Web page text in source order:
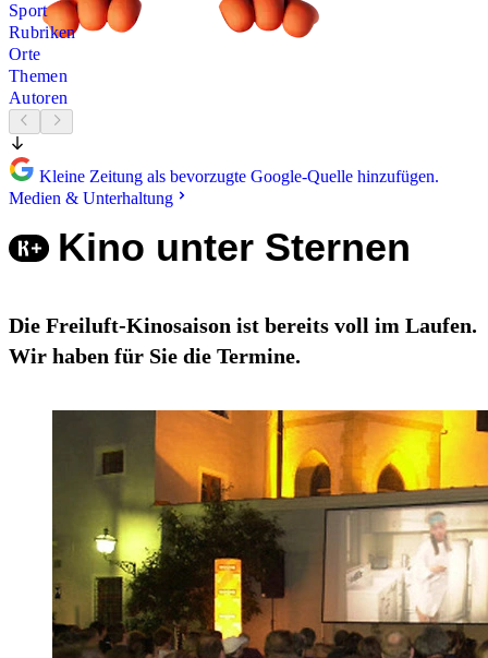
Sport
Rubriken
Orte
Themen
Autoren
Kleine Zeitung als bevorzugte Google-Quelle hinzufügen.
Medien & Unterhaltung
Kino unter Sternen
Die Freiluft-Kinosaison ist bereits voll im Laufen.
Wir haben für Sie die Termine.